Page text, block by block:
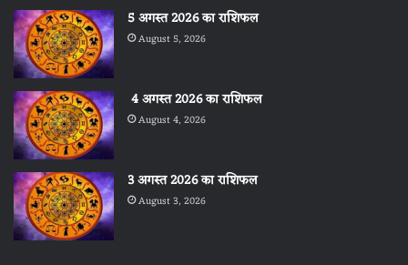
5 अगस्त 2026 का राशिफल
August 5, 2026
4 अगस्त 2026 का राशिफल
August 4, 2026
3 अगस्त 2026 का राशिफल
August 3, 2026